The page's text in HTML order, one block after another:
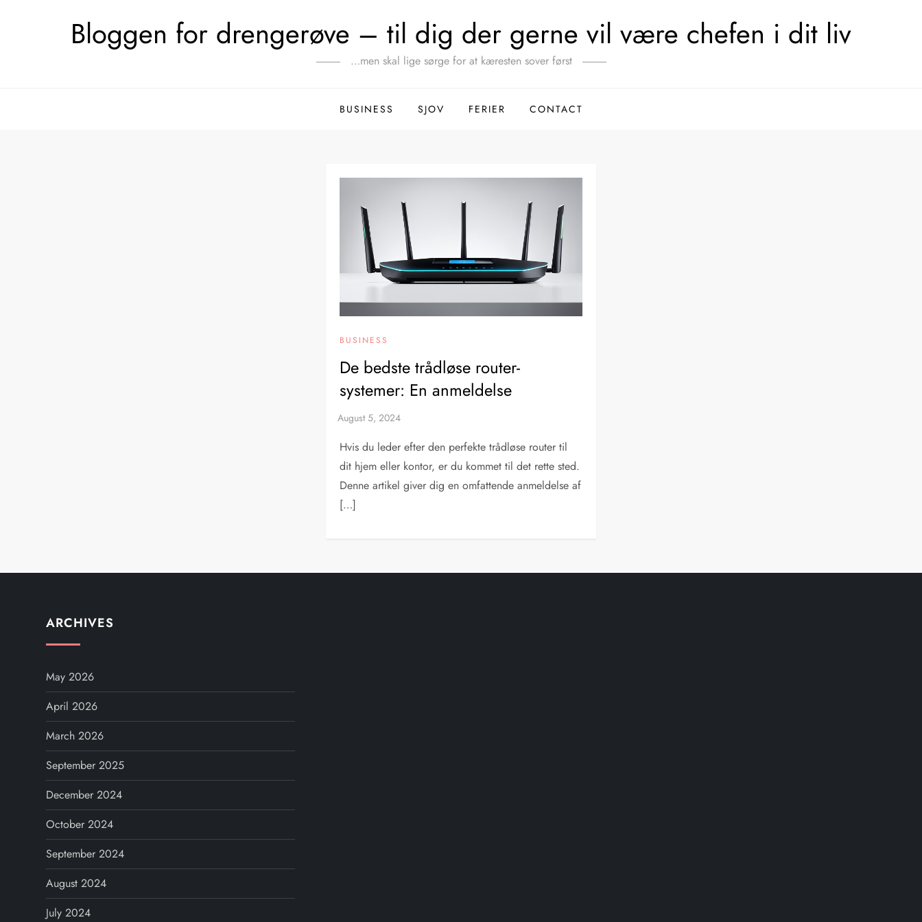
Bloggen for drengerøve – til dig der gerne vil være chefen i dit liv
…men skal lige sørge for at kæresten sover først
BUSINESS SJOV FERIER CONTACT
BUSINESS
De bedste trådløse router-
systemer: En anmeldelse
Hvis du leder efter den perfekte trådløse router til
dit hjem eller kontor, er du kommet til det rette sted.
Denne artikel giver dig en omfattende anmeldelse af
[…]
ARCHIVES
May 2026
April 2026
March 2026
September 2025
December 2024
October 2024
September 2024
August 2024
July 2024